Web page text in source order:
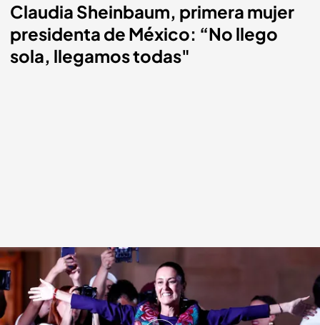
Claudia Sheinbaum, primera mujer
presidenta de México: “No llego
sola, llegamos todas"
Histórica y contudente victoria de Clauida Sheinbaum en las elecciones de
México
Redacción digital Noticias Cuatro Europa Press
03 JUN 2024 - 13:54h.